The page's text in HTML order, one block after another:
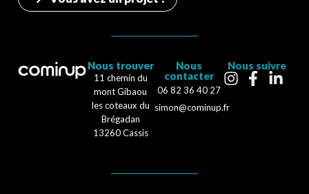
Nous trouver
11 chemin du
mont Gibaou
les coteaux du
Brégadan
13260 Cassis
Nous
contacter
06 82 36 40 27
simon@cominup.fr
Nous suivre